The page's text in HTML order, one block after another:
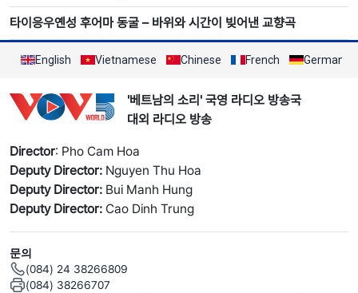
타이응우옌성 후어마 동굴 – 바위와 시간이 빚어낸 교향곡
English Vietnamese Chinese French German
'베트남의 소리' 국영 라디오 방송국
대외 라디오 방송
Director: Pho Cam Hoa
Deputy Director: Nguyen Thu Hoa
Deputy Director: Bui Manh Hung
Deputy Director: Cao Dinh Trung
문의
(084) 24 38266809
(084) 38266707